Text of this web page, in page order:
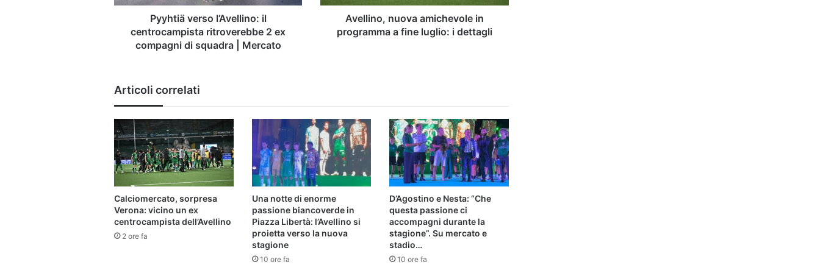
compagni
squadra
Pyyhtiä verso l’Avellino: il
centrocampista ritroverebbe 2 ex
compagni di squadra | Mercato
i
dettagliAvellino, nuova amichevole in
programma a fine luglio: i dettagli
Articoli correlati
Calciomercato, sorpresa
Verona: vicino un ex
centrocampista dell’Avellino
2 ore fa
Una notte di enorme
passione biancoverde in
Piazza Libertà: l’Avellino si
proietta verso la nuova
stagione
10 ore fa
D’Agostino e Nesta: “Che
questa passione ci
accompagni durante la
stagione”. Su mercato e
stadio…
10 ore fa